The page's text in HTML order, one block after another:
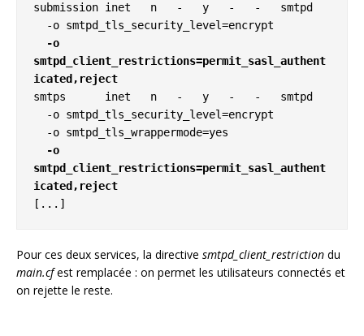
submission inet   n   -   y   -   -   smtpd
smtpd_client_restrictions=permit_sasl_authent
icated,reject
smtps      inet   n   -   y   -   -   smtpd
smtpd_client_restrictions=permit_sasl_authent
icated,reject
[...]
Pour ces deux services, la directive smtpd_client_restriction du
main.cfest remplacée : on permet les utilisateurs connectés et
on rejette le reste.